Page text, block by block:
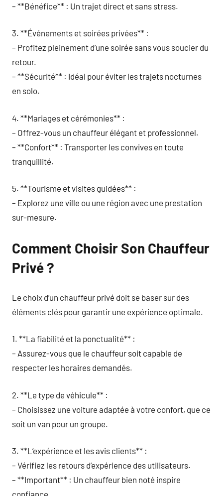
– **Bénéfice** : Un trajet direct et sans stress.
3. **Événements et soirées privées** :
– Profitez pleinement d’une soirée sans vous soucier du
retour.
– **Sécurité** : Idéal pour éviter les trajets nocturnes
en solo.
4. **Mariages et cérémonies** :
– Offrez-vous un chauffeur élégant et professionnel.
– **Confort** : Transporter les convives en toute
tranquillité.
5. **Tourisme et visites guidées** :
– Explorez une ville ou une région avec une prestation
sur-mesure.
Comment Choisir Son Chauffeur
Privé ?
Le choix d’un chauffeur privé doit se baser sur des
éléments clés pour garantir une expérience optimale.
1. **La fiabilité et la ponctualité** :
– Assurez-vous que le chauffeur soit capable de
respecter les horaires demandés.
2. **Le type de véhicule** :
– Choisissez une voiture adaptée à votre confort, que ce
soit un van pour un groupe.
3. **L’expérience et les avis clients** :
– Vérifiez les retours d’expérience des utilisateurs.
– **Important** : Un chauffeur bien noté inspire
confiance.